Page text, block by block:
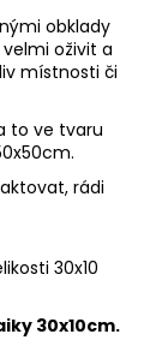
obklady
oživit a
místnosti či
to ve tvaru
rádi
30x10
30x10cm.